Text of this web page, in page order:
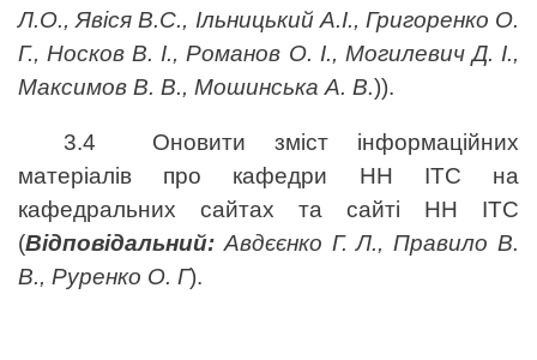
Л.О., Явіся В.С., Ільницький А.І., Григоренко О.
Г., Носков В. І., Романов О. І., Могилевич Д. І.,
Максимов В. В., Мошинська А. В.)).
3.4 Оновити зміст інформаційних
матеріалів про кафедри НН ІТС на
кафедральних сайтах та сайті НН ІТС
(Відповідальний: Авдєєнко Г. Л., Правило В.
В., Руренко О. Г).